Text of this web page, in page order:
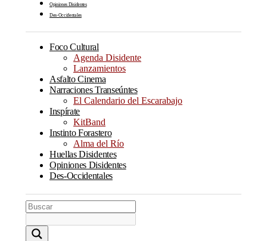
Opiniones Disidentes
Des-Occidentales
Foco Cultural
Agenda Disidente
Lanzamientos
Asfalto Cinema
Narraciones Transeúntes
El Calendario del Escarabajo
Inspírate
KitBand
Instinto Forastero
Alma del Río
Huellas Disidentes
Opiniones Disidentes
Des-Occidentales